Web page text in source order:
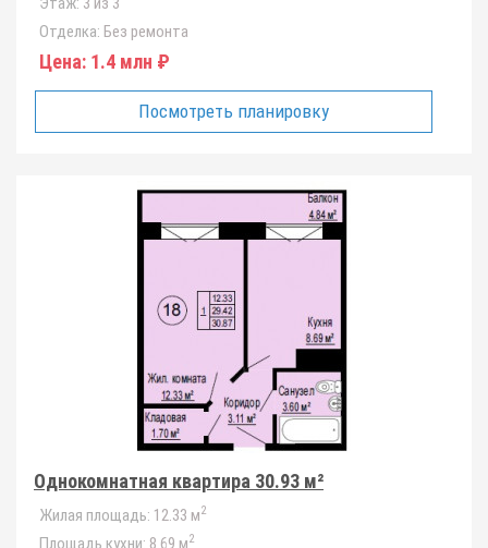
Отделка: Без ремонта
Цена: 1.4 млн ₽
Посмотреть планировку
Однокомнатная квартира 30.93 м²
Жилая площадь: 12.33 м2
Площадь кухни: 8.69 м2